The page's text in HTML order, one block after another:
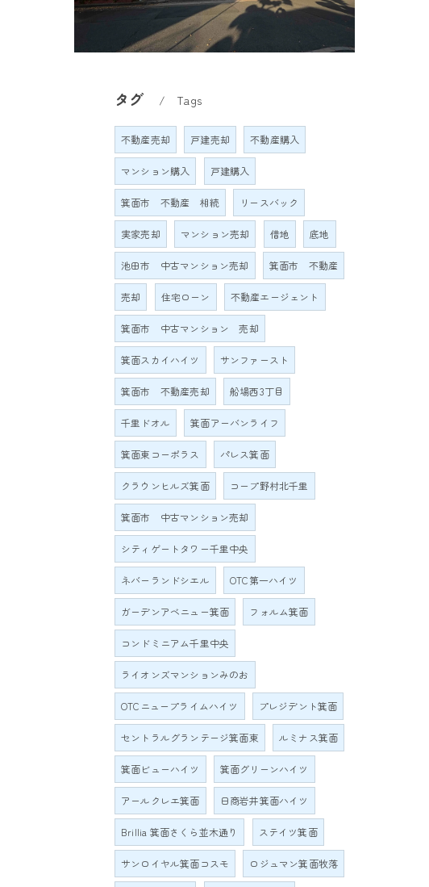
タグ Tags
不動産売却 戸建売却 不動産購入
マンション購入 戸建購入
箕面市 不動産 相続 リースバック
実家売却 マンション売却 借地 底地
池田市 中古マンション売却 箕面市 不動産
売却 住宅ローン 不動産エージェント
箕面市 中古マンション 売却
箕面スカイハイツ サンファースト
箕面市 不動産売却 船場西3丁目
千里ドオル 箕面アーバンライフ
箕面東コーポラス パレス箕面
クラウンヒルズ箕面 コープ野村北千里
箕面市 中古マンション売却
シティゲートタワー千里中央
ネバーランドシエル OTC第一ハイツ
ガーデンアベニュー箕面 フォルム箕面
コンドミニアム千里中央
ライオンズマンションみのお
OTCニュープライムハイツ プレジデント箕面
セントラルグランテージ箕面東 ルミナス箕面
箕面ビューハイツ 箕面グリーンハイツ
アールクレエ箕面 日商岩井箕面ハイツ
Brillia 箕面さくら並木通り ステイツ箕面
サンロイヤル箕面コスモ ロジュマン箕面牧落